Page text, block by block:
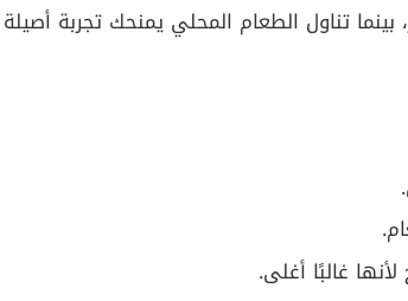
تناول الطعام المحلي يمنحك تجربة أصيلة
غالبًا أغلى.